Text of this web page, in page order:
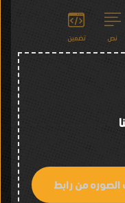
نص تضمين